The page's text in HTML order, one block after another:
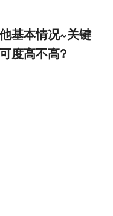
基本情况~关键
度高不高?